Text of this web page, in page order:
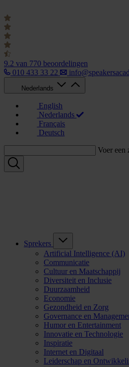
9.2 van 770 beoordelingen
010 433 33 22
Nederlands
English
Nederlands
Français
Deutsch
Voer een
Sprekers
Artificial Intelligence (AI)
Communicatie
Cultuur en Maatschappij
Diversiteit en Inclusie
Duurzaamheid
Economie
Gezondheid en Zorg
Governance en
Humor en Entertainment
Innovatie en Technologie
Inspiratie
Internet en Digitaal
Leiderschap en